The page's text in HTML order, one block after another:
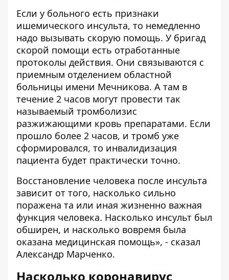
Если у больного есть признаки
ишемического инсульта, то немедленно
надо вызывать скорую помощь. У бригад
скорой помощи есть отработанные
протоколы действия. Они связываются с
приемным отделением областной
больницы имени Мечникова. А там в
течение 2 часов могут провести так
называемый тромболизис
разжижающими кровь препаратами. Если
прошло более 2 часов, и тромб уже
сформировался, то инвалидизация
пациента будет практически точно.
Восстановление человека после инсульта
зависит от того, насколько сильно
поражена та или иная жизненно важная
функция человека. Насколько инсульт был
обширен, и насколько вовремя была
оказана медицинская помощь», - сказал
Александр Марченко.
Насколько коронавирус